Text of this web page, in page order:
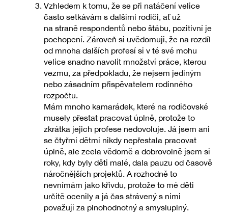
Vzhledem k tomu, že se při natáčení velice
často setkávám s dalšími rodiči, ať už
na straně respondentů nebo štábu, pozitivní je
pochopení. Zároveň si uvědomuji, že na rozdíl
od mnoha dalších profesí si v té své mohu
velice snadno navolit množství práce, kterou
vezmu, za předpokladu, že nejsem jediným
nebo zásadním přispěvatelem rodinného
rozpočtu.
Mám mnoho kamarádek, které na rodičovské
musely přestat pracovat úplně, protože to
zkrátka jejich profese nedovoluje. Já jsem ani
se čtyřmi dětmi nikdy nepřestala pracovat
úplně, ale zcela vědomě a dobrovolně jsem si
roky, kdy byly děti malé, dala pauzu od časově
náročnějších projektů. A rozhodně to
nevnímám jako křivdu, protože to mé děti
určitě ocenily a já čas strávený s nimi
považuji za plnohodnotný a smysluplný.